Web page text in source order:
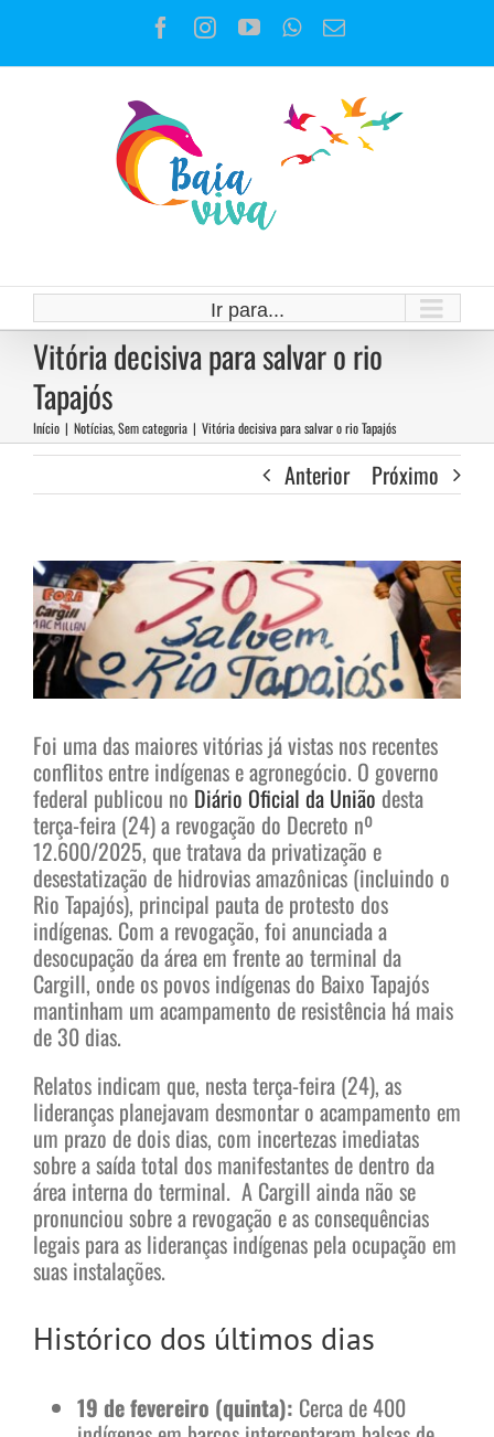
o
Facebook
Instagram
YouTubeWhatsApp
E-
Ir para...
Vitória decisiva para salvar o rio
Tapajós
Início | Notícias,Sem categoria | Vitória decisiva para salvar o rio Tapajós
Anterior Próximo
View
Larger
Image
Foi uma das maiores vitórias já vistas nos recentes
conflitos entre indígenas e agronegócio. O governo
federal publicou no Diário Oficial da União desta
terça-feira (24) a revogação do Decreto nº
12.600/2025, que tratava da privatização e
desestatização de hidrovias amazônicas (incluindo o
Rio Tapajós), principal pauta de protesto dos
indígenas. Com a revogação, foi anunciada a
desocupação da área em frente ao terminal da
Cargill, onde os povos indígenas do Baixo Tapajós
mantinham um acampamento de resistência há mais
de 30 dias.
Relatos indicam que, nesta terça-feira (24), as
lideranças planejavam desmontar o acampamento em
um prazo de dois dias, com incertezas imediatas
sobre a saída total dos manifestantes de dentro da
área interna do terminal. A Cargill ainda não se
pronunciou sobre a revogação e as consequências
legais para as lideranças indígenas pela ocupação em
suas instalações.
Histórico dos últimos dias
19 de fevereiro (quinta): Cerca de 400